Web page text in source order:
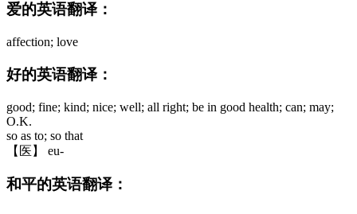
爱的英语翻译：
affection; love
好的英语翻译：
good; fine; kind; nice; well; all right; be in good health; can; may;
O.K.
so as to; so that
【医】 eu-
和平的英语翻译：